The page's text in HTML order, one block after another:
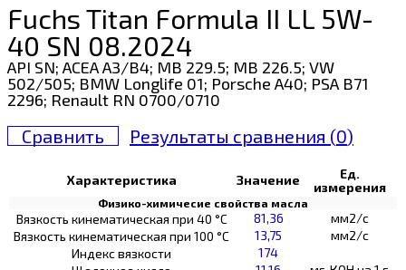
Fuchs Titan Formula II LL 5W-
40 SN 08.2024
API SN; ACEA A3/B4; MB 229.5; MB 226.5; VW
502/505; BMW Longlife 01; Porsche A40; PSA B71
2296; Renault RN 0700/0710
Сравнить Результаты сравнения (0)
Характеристика Значение
Ед.
измерения
Физико-химичесие свойства масла
Вязкость кинематическая при 40 °С 81,36
мм2/с
Вязкость кинематическая при 100 °С
13,75
мм2/с
Индекс вязкости
174